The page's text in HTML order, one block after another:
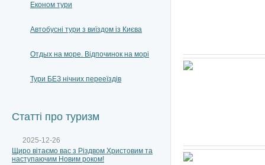
Економ тури
Автобусні тури з виїздом із Києва
Отдых на море. Відпочинок на морі
Тури БЕЗ нічних перееїздів
Статті про туризм
2025-12-26
Щиро вітаємо вас з Різдвом Христовим та
наступаючим Новим роком!